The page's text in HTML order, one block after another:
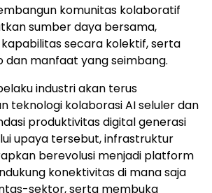
komunitas kolaboratif
sumber daya bersama,
secara kolektif, serta
dan manfaat yang seimbang.
industri akan terus
teknologi kolaborasi AI seluler dan
produktivitas digital generasi
upaya tersebut, infrastruktur
berevolusi menjadi platform
konektivitas di mana saja
sektor, serta membuka